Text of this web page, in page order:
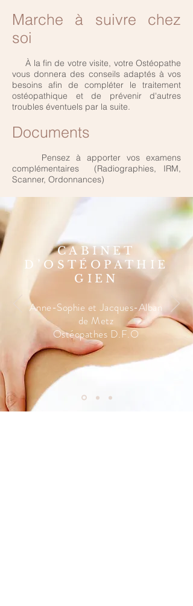
Marche à suivre chez
soi
À la fin de votre visite, votre Ostéopathe
vous donnera des conseils adaptés à vos
besoins afin de compléter le traitement
ostéopathique et de prévenir d'autres
troubles éventuels par la suite.
Documents
Pensez à apporter vos examens
complémentaires (Radiographies, IRM,
Scanner, Ordonnances)
CABINET
D’OSTÉOPATHIE
GIEN
Anne-Sophie et Jacques-Alban
de Metz
Ostéopathes D.F.O